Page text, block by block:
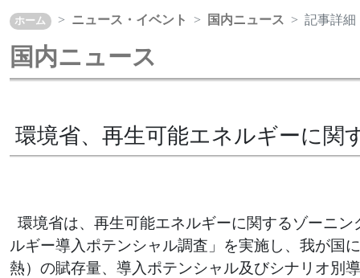
ホーム ニュース・イベント 国内ニュース 記事詳細
国内ニュース
環境省、再生可能エネルギーに関
環境省は、再生可能エネルギーに関するゾーニ
ルギー導入ポテンシャル調査」を実施し、我が国
熱）の賦存量、導入ポテンシャル及びシナリオ別